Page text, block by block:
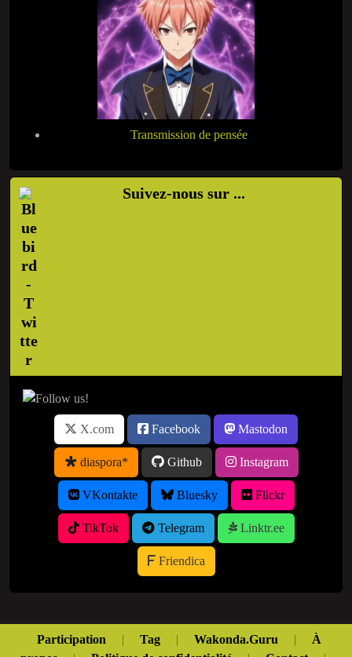
Transmission de pensée
Suivez-nous sur ...
X.com Facebook Mastodon
diaspora* Github Instagram
VKontakte Bluesky Flickr
TikTok Telegram Linktr.ee
Friendica
Participation | Tag | Wakonda.Guru |
À